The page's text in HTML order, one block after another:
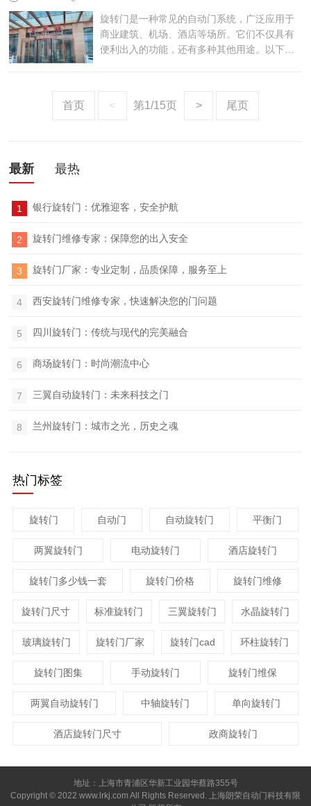
旋转门是一种常见的自动门系统，广泛应用于
商业建筑、机场、酒店等场所。它们不仅具有
便利出入的功能，还有多种其他用途。以下是
首页 < 第1/15页 > 尾页
最新 最热
1 银行旋转门：优雅迎客，安全护航
2 旋转门维修专家：保障您的出入安全
3 旋转门厂家：专业定制，品质保障，服务至上
4 西安旋转门维修专家，快速解决您的门问题
5 四川旋转门：传统与现代的完美融合
6 商场旋转门：时尚潮流中心
7 三翼自动旋转门：未来科技之门
8 兰州旋转门：城市之光，历史之魂
热门标签
旋转门 自动门 自动旋转门 平衡门
两翼旋转门 电动旋转门 酒店旋转门
旋转门多少钱一套 旋转门价格 旋转门维修
旋转门尺寸 标准旋转门 三翼旋转门 水晶旋转门
玻璃旋转门 旋转门厂家 旋转门cad 环柱旋转门
旋转门图集 手动旋转门 旋转门维保
两翼自动旋转门 中轴旋转门 单向旋转门
酒店旋转门尺寸 政商旋转门
地址：上海市青浦区华新工业园华蔡路355号
Copyright © 2022 www.lrkj.com All Rights Reserved. 上海朗荣自动门科技有限